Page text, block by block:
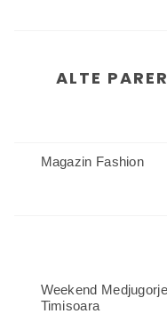
ALTE
Magazin Fashion
Weekend
Timisoara